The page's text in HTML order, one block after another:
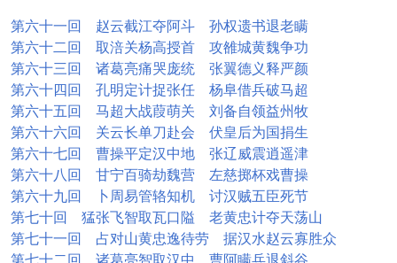
第六十一回 赵云截江夺阿斗 孙权遗书退老瞒
第六十二回 取涪关杨高授首 攻雒城黄魏争功
第六十三回 诸葛亮痛哭庞统 张翼德义释严颜
第六十四回 孔明定计捉张任 杨阜借兵破马超
第六十五回 马超大战葭萌关 刘备自领益州牧
第六十六回 关云长单刀赴会 伏皇后为国捐生
第六十七回 曹操平定汉中地 张辽威震逍遥津
第六十八回 甘宁百骑劫魏营 左慈掷杯戏曹操
第六十九回 卜周易管辂知机 讨汉贼五臣死节
第七十回 猛张飞智取瓦口隘 老黄忠计夺天荡山
第七十一回 占对山黄忠逸待劳 据汉水赵云寡胜众
第七十二回 诸葛亮智取汉中 曹阿瞒兵退斜谷